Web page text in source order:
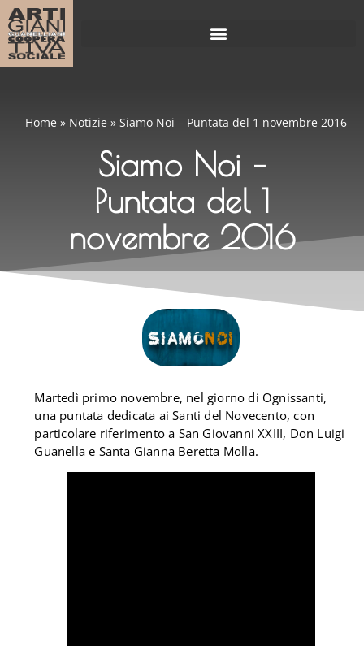
Home » Notizie »Siamo Noi – Puntata del 1 novembre 2016
Siamo Noi –
Puntata del 1
novembre 2016
Martedì primo novembre, nel giorno di Ognissanti,
una puntata dedicata ai Santi del Novecento, con
particolare riferimento a San Giovanni XXIII, Don Luigi
Guanella e Santa Gianna Beretta Molla.